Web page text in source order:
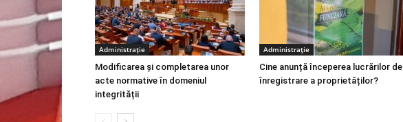
Administrație
Modificarea și completarea unor
acte normative în domeniul
integrității
Administrație
Cine anunță începerea lucrărilor de
înregistrare a proprietăților?